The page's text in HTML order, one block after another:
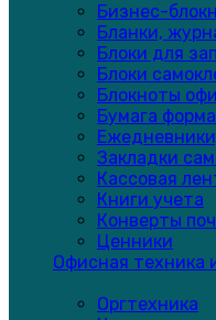
Бизнес-
Бланки,
Блоки для
Блоки
Блокноты
Бумага
Закладки
Кассовая
Книги учета
Конверты
Ценники
Офисная техника
Оргтехника